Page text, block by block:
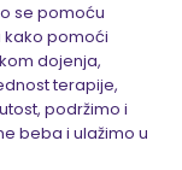
se pomoću
kako pomoći
dojenja,
terapije,
podržimo i
beba i ulažimo u